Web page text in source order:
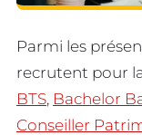
Parmi les
recrutent pour
BTS, Bachelor
Conseiller